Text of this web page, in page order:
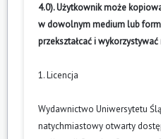
4.0). Użytkownik może
w dowolnym medium lub
przekształcać i
1. Licencja
Wydawnictwo Uniwersytetu
natychmiastowy otwarty